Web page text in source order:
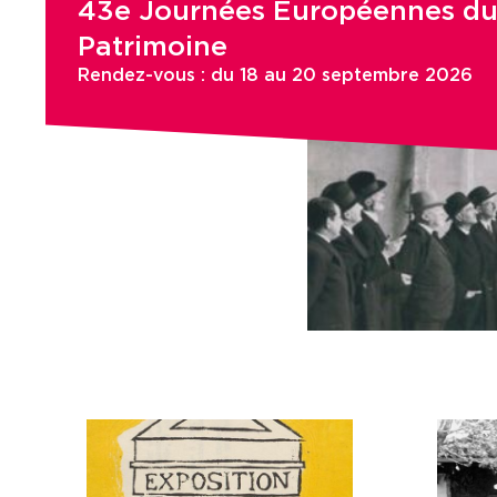
43e Journées Européennes
Patrimoine
Rendez-vous : du 18 au 20 septembre 2026